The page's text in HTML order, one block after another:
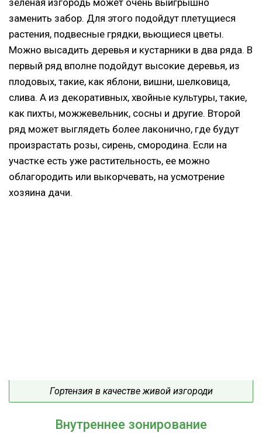
заменить забор. Для этого подойдут плетущиеся
растения, подвесные грядки, вьющиеся цветы.
Можно высадить деревья и кустарники в два ряда. В
первый ряд вполне подойдут высокие деревья, из
плодовых, такие, как яблони, вишни, шелковица,
слива. А из декоративных, хвойные культуры, такие,
как пихты, можжевельник, сосны и другие. Второй
ряд может выглядеть более лаконично, где будут
произрастать розы, сирень, смородина. Если на
участке есть уже растительность, ее можно
облагородить или выкорчевать, на усмотрение
хозяина дачи.
Гортензия в качестве живой изгороди
Внутреннее зонирование